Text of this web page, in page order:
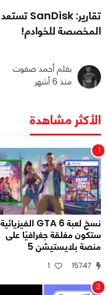
المخصصة للخوادم!
بقلم أحمد صفوت
منذ 6 أشهر
الأكثر مشاهدة
1
نسخ لعبة GTA 6 الفيزيائية
ستكون مغلقة جغرافيًا على
منصة بلايستيشن 5
15747
1
3